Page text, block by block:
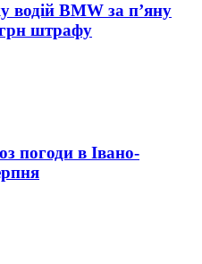
водій BMW за п’яну
штрафу
погоди в Івано-